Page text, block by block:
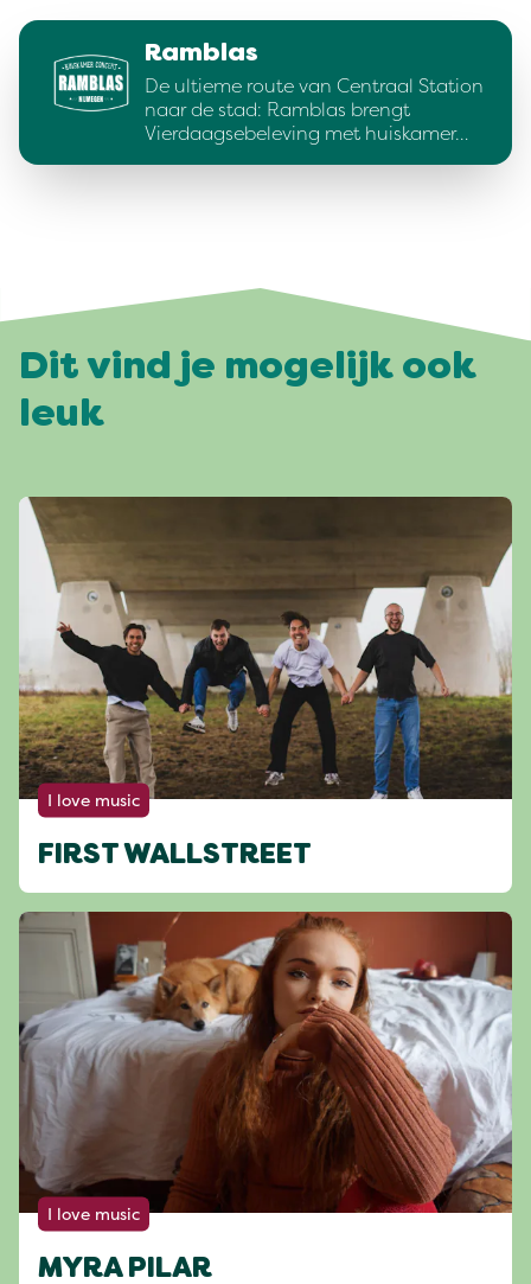
Ramblas
De ultieme route van Centraal Station
naar de stad: Ramblas brengt
Vierdaagsebeleving met huiskamer…
Dit vind je mogelijk ook
leuk
I love music
FIRST WALLSTREET
I love music
MYRA PILAR